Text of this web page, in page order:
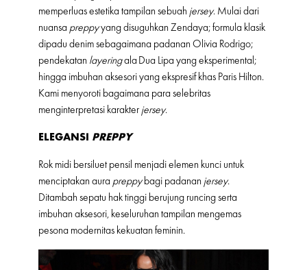
memperluas estetika tampilan sebuah jersey. Mulai dari
nuansa preppyyang disuguhkan Zendaya; formula klasik
dipadu denim sebagaimana padanan Olivia Rodrigo;
pendekatan layeringala Dua Lipa yang eksperimental;
hingga imbuhan aksesori yang ekspresif khas Paris Hilton.
Kami menyoroti bagaimana para selebritas
menginterpretasi karakter jersey.
ELEGANSI PREPPY
Rok midi bersiluet pensil menjadi elemen kunci untuk
menciptakan aura preppybagi padanan jersey.
Ditambah sepatu hak tinggi berujung runcing serta
imbuhan aksesori, keseluruhan tampilan mengemas
pesona modernitas kekuatan feminin.